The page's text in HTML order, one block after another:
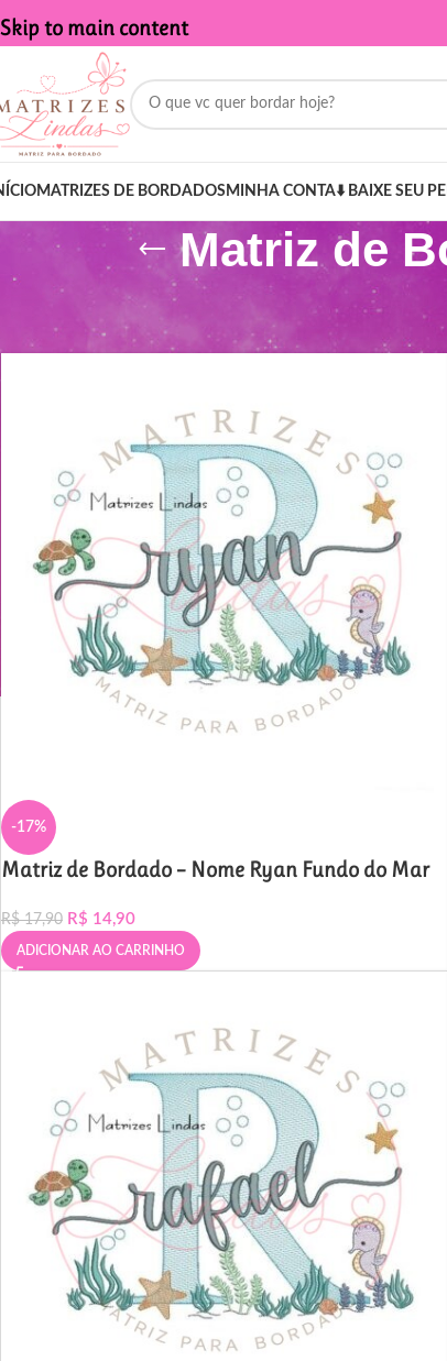
Skip to main content
MATRIZES DE BORDADOSMINHA CONTA⬇️ BAIXE SEU
Matriz de
Produtos marcados com a tag “Matriz de Bordado -
-17%
Matriz de Bordado – Nome Ryan Fundo do Mar
R$17,90 R$ 14,90
ADICIONAR AO CARRINHO